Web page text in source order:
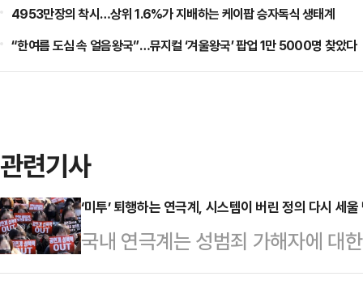
4953만장의 착시…상위 1.6%가 지배하는 케이팝 승자독식 생태계
“한여름 도심 속 얼음왕국”…뮤지컬 ‘겨울왕국’ 팝업 1만 5000명 찾았다
관련기사
‘미투’ 퇴행하는 연극계, 시스템이 버린 정의 다시 세
국내 연극계는 성범죄 가해자에 대
위 수사, 가해 배우의 복귀 시도가